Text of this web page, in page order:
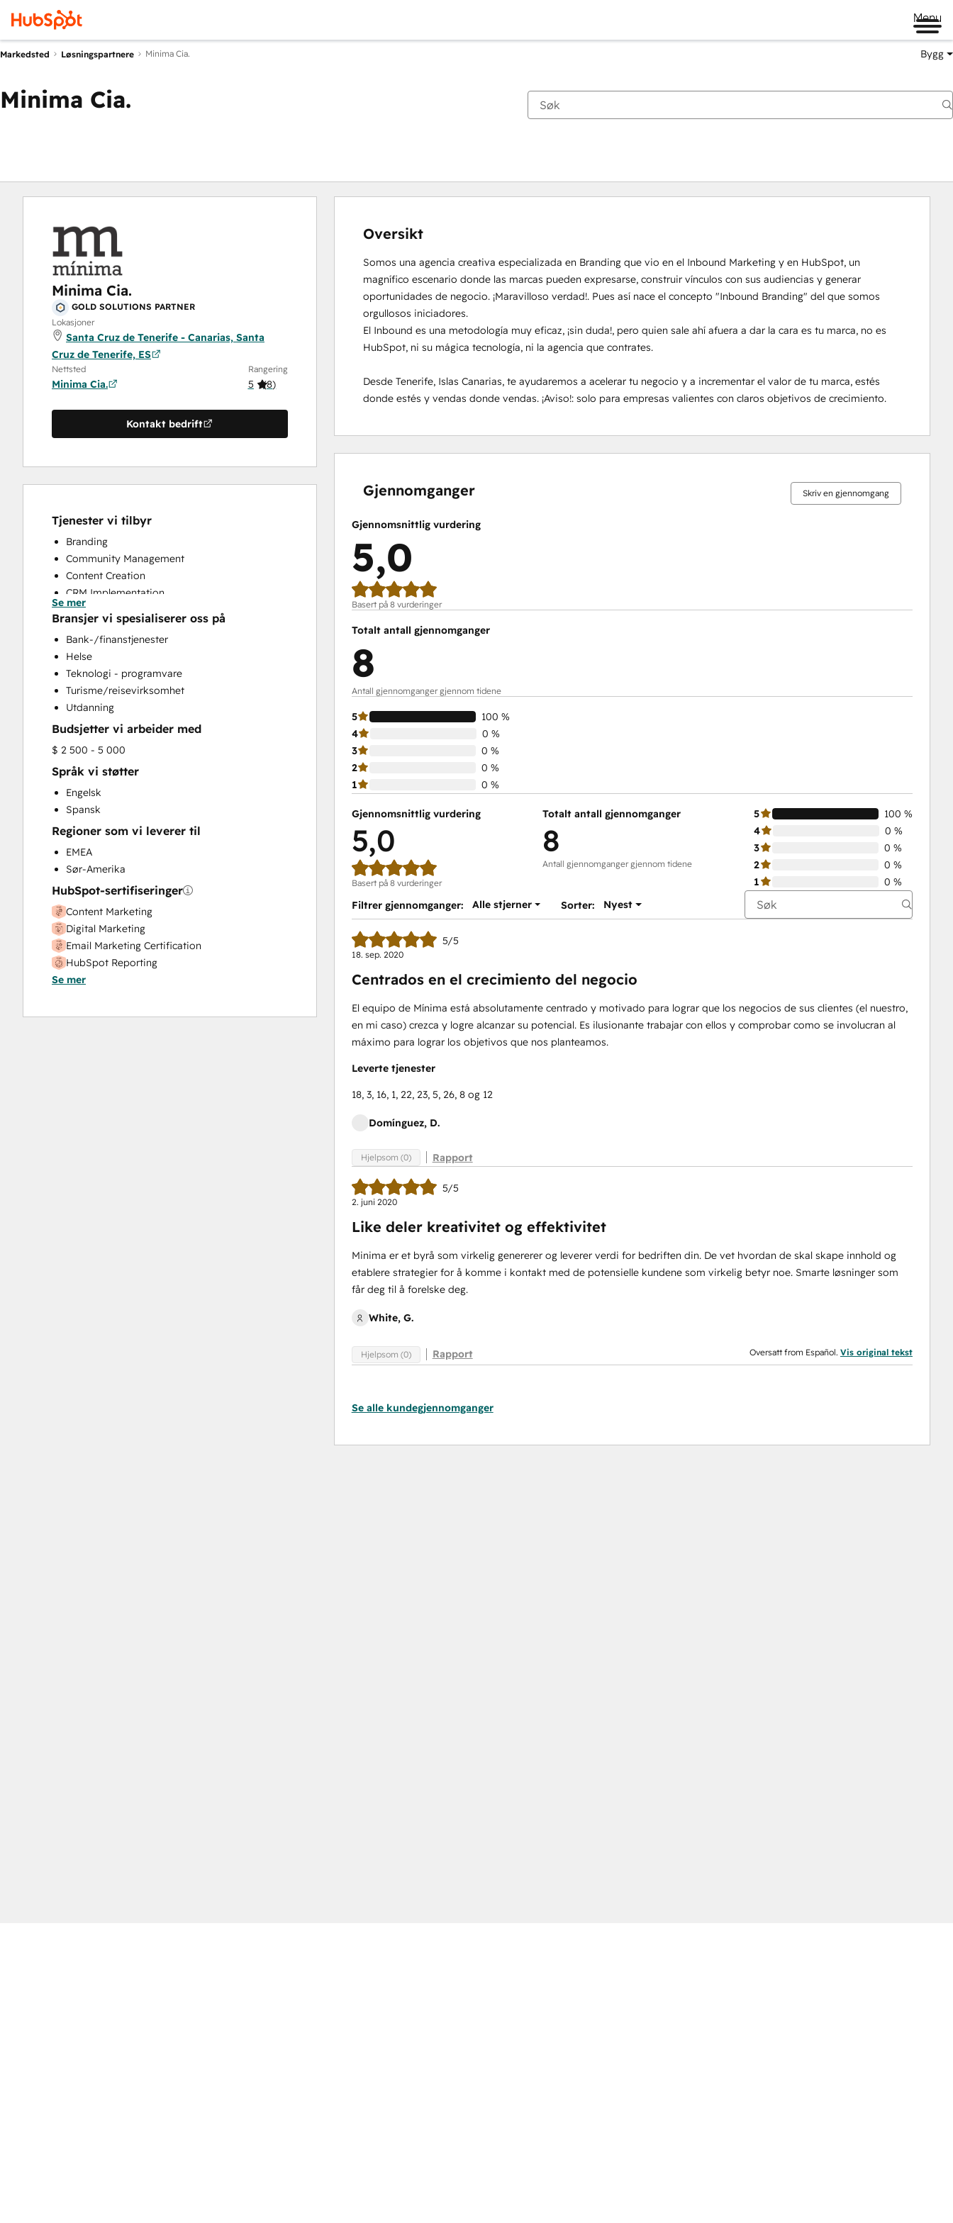
Menu
Markedsted Løsningspartnere Minima Cia. Bygg
Minima Cia.
Minima Cia.
GOLD SOLUTIONS PARTNER
Lokasjoner
Santa Cruz de Tenerife - Canarias, Santa
Cruz de Tenerife, ES
Nettsted
Minima Cia.
Rangering
5 (8)
Kontakt bedrift
Tjenester vi tilbyr
Branding
Community Management
Content Creation
CRM Implementation
CRM Migration
Customer Survey and Analysis
Email Marketing
Full Inbound Marketing Services
Paid Advertising
Sales and Marketing Alignment
Search Engine Optimization
Social Media
Video Production
Website Design
Website Development
Se mer
Bransjer vi spesialiserer oss på
Bank-/finanstjenester
Helse
Teknologi - programvare
Turisme/reisevirksomhet
Utdanning
Budsjetter vi arbeider med
$ 2 500 - 5 000
Språk vi støtter
Engelsk
Spansk
Regioner som vi leverer til
EMEA
Sør-Amerika
HubSpot-sertifiseringer
Content Marketing
Digital Marketing
Email Marketing Certification
HubSpot Reporting
HubSpot Solutions Partner
Inbound Sales
Se mer
Oversikt
Somos una agencia creativa especializada en Branding que vio en el Inbound Marketing y en HubSpot, un
magnífico escenario donde las marcas pueden expresarse, construir vínculos con sus audiencias y generar
oportunidades de negocio. ¡Maravilloso verdad!. Pues así nace el concepto "Inbound Branding" del que somos
orgullosos iniciadores.
El Inbound es una metodología muy eficaz, ¡sin duda!, pero quien sale ahí afuera a dar la cara es tu marca, no es
HubSpot, ni su mágica tecnología, ni la agencia que contrates.
Desde Tenerife, Islas Canarias, te ayudaremos a acelerar tu negocio y a incrementar el valor de tu marca, estés
donde estés y vendas donde vendas. ¡Aviso!: solo para empresas valientes con claros objetivos de crecimiento.
Gjennomganger Skriv en gjennomgang
Gjennomsnittlig vurdering
5,0
Basert på 8 vurderinger
Totalt antall gjennomganger
8
Antall gjennomganger gjennom tidene
5
100 %
4
0 %
3
0 %
2
0 %
1
0 %
Gjennomsnittlig vurdering
5,0
Basert på 8 vurderinger
Totalt antall gjennomganger
8
Antall gjennomganger gjennom tidene
5
100 %
4
0 %
3
0 %
2
0 %
1
0 %
Filtrer gjennomganger:
Alle stjerner Sorter: Nyest
5/5
18. sep. 2020
Centrados en el crecimiento del negocio
El equipo de Mínima está absolutamente centrado y motivado para lograr que los negocios de sus clientes (el nuestro,
en mi caso) crezca y logre alcanzar su potencial. Es ilusionante trabajar con ellos y comprobar como se involucran al
máximo para lograr los objetivos que nos planteamos.
Leverte tjenester
18, 3, 16, 1, 22, 23, 5, 26, 8 og 12
Domínguez, D.
Hjelpsom (0) Rapport
5/5
2. juni 2020
Like deler kreativitet og effektivitet
Minima er et byrå som virkelig genererer og leverer verdi for bedriften din. De vet hvordan de skal skape innhold og
etablere strategier for å komme i kontakt med de potensielle kundene som virkelig betyr noe. Smarte løsninger som
får deg til å forelske deg.
White, G.
Hjelpsom (0) Rapport Oversatt from Español. Vis original tekst
Se alle kundegjennomganger